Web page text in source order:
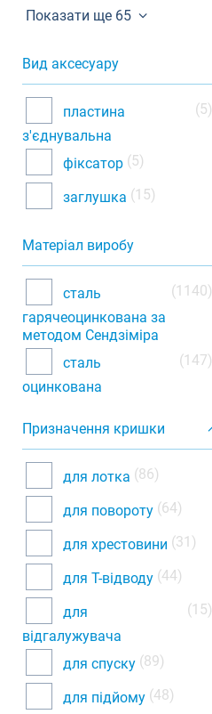
Показати ще 65
Вид аксесуару
пластина
з'єднувальна
(5)
фіксатор (5)
заглушка (15)
Матеріал виробу
сталь
гарячеоцинкована за
методом Сендзіміра
(1140)
сталь
оцинкована
(147)
Призначення кришки
для лотка (86)
для повороту (64)
для хрестовини (31)
для Т-відводу (44)
для
відгалужувача
(15)
для спуску (89)
для підйому (48)